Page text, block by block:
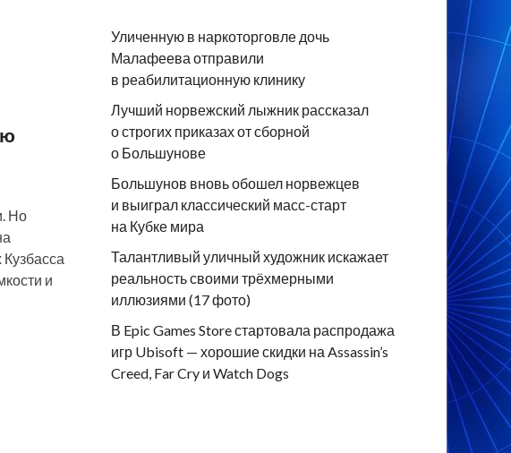
Но
и
Уличенную в наркоторговле дочь
Малафеева отправили
в реабилитационную клинику
Лучший норвежский лыжник рассказал
о строгих приказах от сборной
о Большунове
Большунов вновь обошел норвежцев
и выиграл классический масс-старт
на Кубке мира
Талантливый уличный художник искажает
реальность своими трёхмерными
иллюзиями (17 фото)
В Epic Games Store стартовала распродажа
игр Ubisoft — хорошие скидки на Assassin’s
Creed, Far Cry и Watch Dogs